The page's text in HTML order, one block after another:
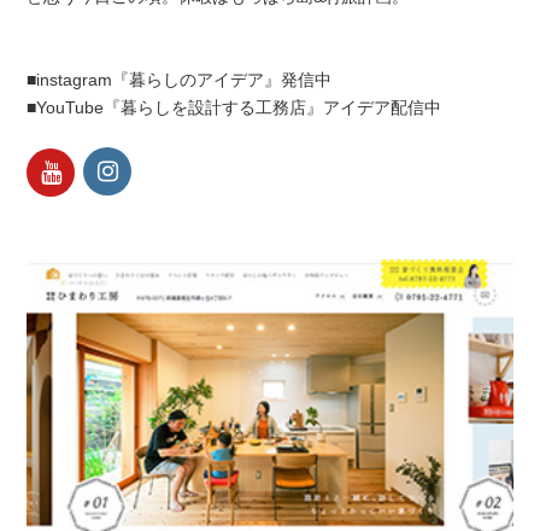
■instagram『暮らしのアイデア』発信中
■YouTube『暮らしを設計する工務店』アイデア配信中